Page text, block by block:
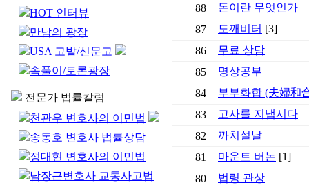
HOT 인터뷰
만남의 광장
USA 고발/신문고
속풀이/토론광장
전문가 법률칼럼
천관우 변호사의 이민법
송동호 변호사 법률상담
정대현 변호사의 이민법
남장근변호사 교통사고법
88
돈이란 무엇인가
87
도깨비터 [3]
86
무료 상담
85
명상공부
84
부부화합 (夫婦和
83
고사를 지냅시다
82
까치설날
81
마운트 버논 [1]
80
법령 관상